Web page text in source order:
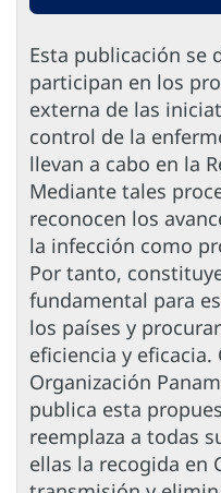
Esta publicación se
participan en los
externa de las
control de la
llevan a cabo en la
Mediante tales
reconocen los
la infección como
Por tanto,
fundamental para
los países y
eficiencia y eficacia.
Organización
publica esta
reemplaza a todas
ellas la recogida en